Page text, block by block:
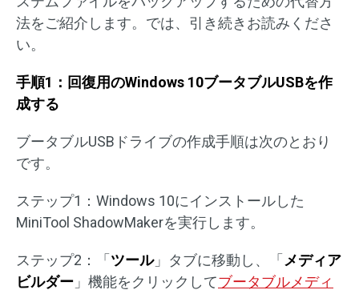
法をご紹介します。では、引き続きお読みくださ
い。
手順1：回復用のWindows 10ブータブルUSBを作
成する
ブータブルUSBドライブの作成手順は次のとおり
です。
ステップ1：Windows 10にインストールした
MiniTool ShadowMakerを実行します。
ステップ2：「 ツール」タブに移動し、「 メディア
ビルダー 」機能をクリックしてブータブルメディ